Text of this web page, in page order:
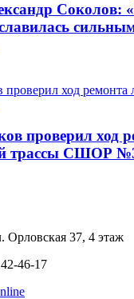
Соколов:
проверил ход
трассы СШОР
Орловская 37, 4 этаж
46-17